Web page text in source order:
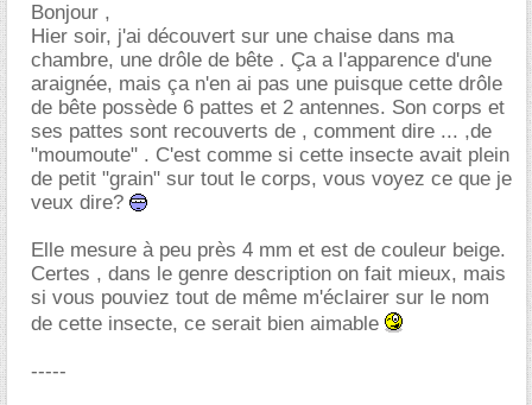
Bonjour ,
Hier soir, j'ai découvert sur une chaise dans ma
chambre, une drôle de bête . Ça a l'apparence d'une
araignée, mais ça n'en ai pas une puisque cette drôle
de bête possède 6 pattes et 2 antennes. Son corps et
ses pattes sont recouverts de , comment dire ... ,de
"moumoute" . C'est comme si cette insecte avait plein
de petit "grain" sur tout le corps, vous voyez ce que je
veux dire?
Elle mesure à peu près 4 mm et est de couleur beige.
Certes , dans le genre description on fait mieux, mais
si vous pouviez tout de même m'éclairer sur le nom
de cette insecte, ce serait bien aimable
-----